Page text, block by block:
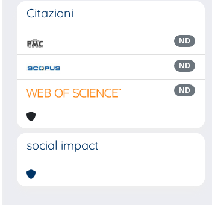
Citazioni
ND
ND
ND
social impact